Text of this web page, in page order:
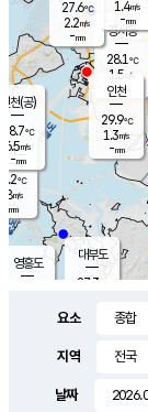
의도
℃
m/s
mm
영흥도
대부도
27.3
경서동
28.1℃
1.5 m/s
-mm
27.6℃
2.2m/s
-mm
1.4m/s
-mm
인천(공)
28.7℃
6.5m/s
-mm
인천
29.9℃
1.3m/s
-mm
요소
지역
날짜